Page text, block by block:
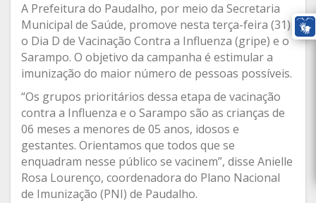
A Prefeitura do Paudalho, por meio da Secretaria
Municipal de Saúde, promove nesta terça-feira (31)
o Dia D de Vacinação Contra a Influenza (gripe) e o
Sarampo. O objetivo da campanha é estimular a
imunização do maior número de pessoas possíveis.
“Os grupos prioritários dessa etapa de vacinação
contra a Influenza e o Sarampo são as crianças de
06 meses a menores de 05 anos, idosos e
gestantes. Orientamos que todos que se
enquadram nesse público se vacinem”, disse Anielle
Rosa Lourenço, coordenadora do Plano Nacional
de Imunização (PNI) de Paudalho.